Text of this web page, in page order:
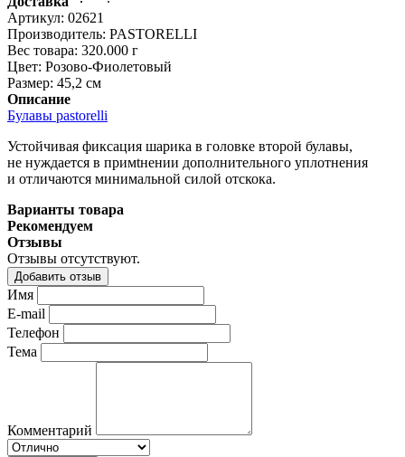
Артикул: 02621
Производитель: PASTORELLI
Вес товара: 320.000 г
Цвет: Розово-Фиолетовый
Размер: 45,2 см
Описание
Булавы pastorelli
Устойчивая фиксация шарика в головке второй булавы,
не нуждается в примtнении дополнительного уплотнения
и отличаются минимальной силой отскока.
Варианты товара
Рекомендуем
Отзывы
Отзывы отсутствуют.
Добавить отзыв
Имя
E-mail
Телефон
Тема
Комментарий